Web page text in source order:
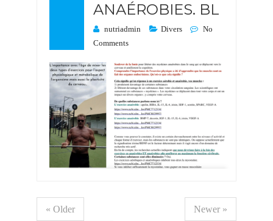
ANAÉROBIES. BL
nutriadmin Divers
No
Comments
« Older Newer »